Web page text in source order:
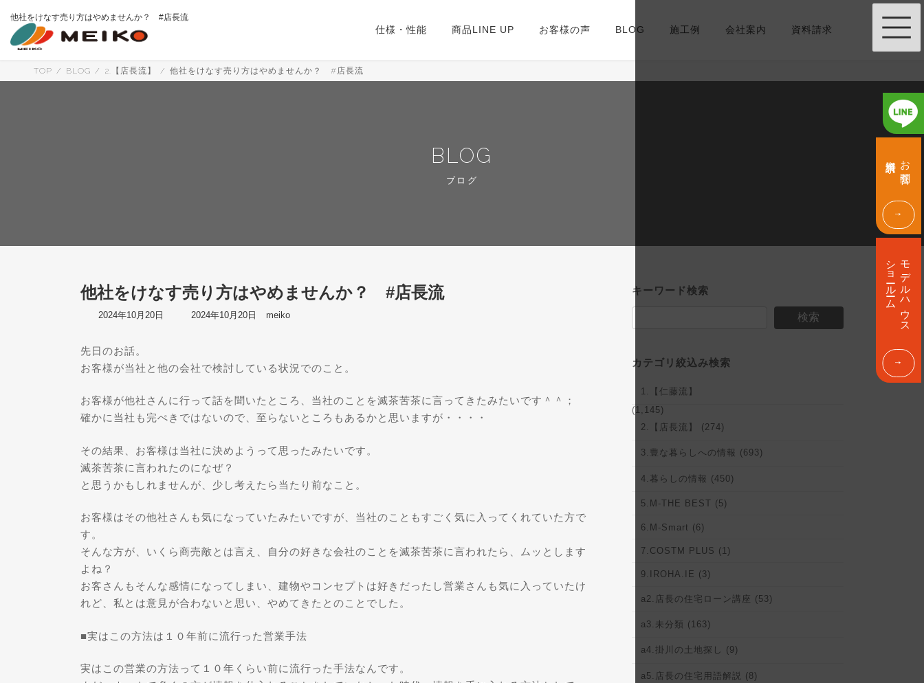
ス
ン
他社をけなす売り方はやめませんか？ #店長流
仕様・性能 商品LINE UP お客様の声 BLOG 施工例 会社案内 資料請求
TOP BLOG 2.【店長流】 他社をけなす売り方はやめませんか？ #店長流
BLOG
ブログ
他社をけなす売り方はやめませんか？ #店長流
2024年10月20日
最
日
時
2024年10月20日 meiko
先日のお話。
お客様が当社と他の会社で検討している状況でのこと。
お客様が他社さんに行って話を聞いたところ、当社のことを滅茶苦茶に言ってきたみたいです＾＾；
確かに当社も完ぺきではないので、至らないところもあるかと思いますが・・・・
その結果、お客様は当社に決めようって思ったみたいです。
滅茶苦茶に言われたのになぜ？
と思うかもしれませんが、少し考えたら当たり前なこと。
お客様はその他社さんも気になっていたみたいですが、当社のこともすごく気に入ってくれていた方で
す。
そんな方が、いくら商売敵とは言え、自分の好きな会社のことを滅茶苦茶に言われたら、ムッとします
よね？
お客さんもそんな感情になってしまい、建物やコンセプトは好きだったし営業さんも気に入っていたけ
れど、私とは意見が合わないと思い、やめてきたとのことでした。
■実はこの方法は１０年前に流行った営業手法
実はこの営業の方法って１０年くらい前に流行った手法なんです。
キーワード検索
検索
カテゴリ絞込み検索
1.【仁藤流】
(1,145)
2.【店長流】 (274)
3.豊な暮らしへの情報 (693)
4.暮らしの情報 (450)
5.M-THE BEST (5)
6.M-Smart (6)
7.COSTM PLUS (1)
9.IROHA.IE (3)
a2.店長の住宅ローン講座 (53)
a3.未分類 (163)
a4.掛川の土地探し (9)
a5.店長の住宅用語解説 (8)
お問合せ
モデルハウス
ショールーム